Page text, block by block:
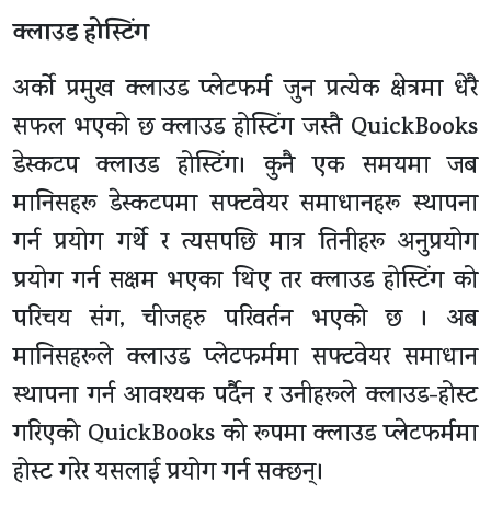
क्लाउड होस्टिंग
अर्को प्रमुख क्लाउड प्लेटफर्म जुन प्रत्येक क्षेत्रमा धेरै
सफल भएको छ क्लाउड होस्टिंग जस्तै QuickBooks
डेस्कटप क्लाउड होस्टिंग। कुनै एक समयमा जब
मानिसहरू डेस्कटपमा सफ्टवेयर समाधानहरू स्थापना
गर्न प्रयोग गर्थे र त्यसपछि मात्र तिनीहरू अनुप्रयोग
प्रयोग गर्न सक्षम भएका थिए तर क्लाउड होस्टिंग को
परिचय संग, चीजहरु परिवर्तन भएको छ । अब
मानिसहरूले क्लाउड प्लेटफर्ममा सफ्टवेयर समाधान
स्थापना गर्न आवश्यक पर्दैन र उनीहरूले क्लाउड-होस्ट
गरिएको QuickBooks को रूपमा क्लाउड प्लेटफर्ममा
होस्ट गरेर यसलाई प्रयोग गर्न सक्छन्।